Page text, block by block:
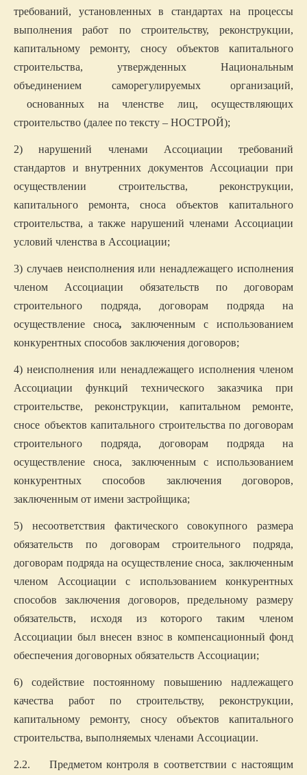
требований, установленных в стандартах на процессы
выполнения работ по строительству, реконструкции,
капитальному ремонту, сносу объектов капитального
строительства, утвержденных Национальным
объединением саморегулируемых организаций,
основанных на членстве лиц, осуществляющих
строительство (далее по тексту – НОСТРОЙ);
2) нарушений членами Ассоциации требований
стандартов и внутренних документов Ассоциации при
осуществлении строительства, реконструкции,
капитального ремонта, сноса объектов капитального
строительства, а также нарушений членами Ассоциации
условий членства в Ассоциации;
3) случаев неисполнения или ненадлежащего исполнения
членом Ассоциации обязательств по договорам
строительного подряда, договорам подряда на
осуществление сноса, заключенным с использованием
конкурентных способов заключения договоров;
4) неисполнения или ненадлежащего исполнения членом
Ассоциации функций технического заказчика при
строительстве, реконструкции, капитальном ремонте,
сносе объектов капитального строительства по договорам
строительного подряда, договорам подряда на
осуществление сноса,
заключенным с использованием
конкурентных способов заключения договоров,
заключенным от имени застройщика;
5) несоответствия фактического совокупного размера
обязательств по договорам строительного подряда,
договорам подряда на осуществление сноса, заключенным
членом Ассоциации с использованием конкурентных
способов заключения договоров, предельному размеру
обязательств, исходя из которого таким членом
Ассоциации был внесен взнос в компенсационный фонд
обеспечения договорных обязательств Ассоциации;
6) содействие постоянному повышению надлежащего
качества работ по строительству, реконструкции,
капитальному ремонту, сносу объектов капитального
строительства, выполняемых членами Ассоциации.
2.2. Предметом контроля в соответствии с настоящим